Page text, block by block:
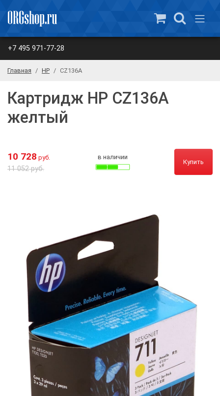
+7 495 971-77-28
Главная HP CZ136A
Картридж HP CZ136A
желтый
10 728 руб.
11 052 руб.
в наличии
Купить